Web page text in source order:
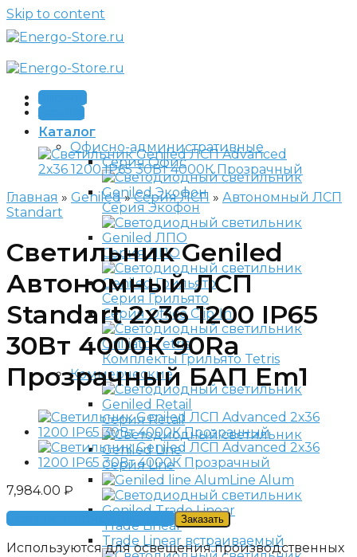
Skip to content
Каталог
Офисно-административные
Серия Офис
Серия Экофон
Серия ЛПО
Серия Грильято
Серия Office Clip-In
Комплекты Грильято Tetris
Коммерческие
Серия Retail
Серия Line
Line Alum
Trade Linear
Trade Linear встраиваемый
Звонок
Заявка
Главная » Geniled»Серия ЛСП » Автономный ЛСП
Standart
Светильник Geniled
Автономный ЛСП
Standart 2х36 1200 IP65
30Вт 4000К 90Ra
Прозрачный БАП Em1
7,984.00 ₽
Получить консультацию
Заказать
Используются для освещения производственных